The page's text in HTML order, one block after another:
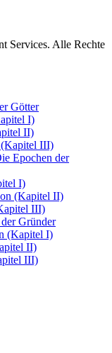
Services. Alle Rechte
Götter
I)
II)
(Kapitel III)
Epochen der
I)
(Kapitel II)
III)
Gründer
(Kapitel I)
II)
III)